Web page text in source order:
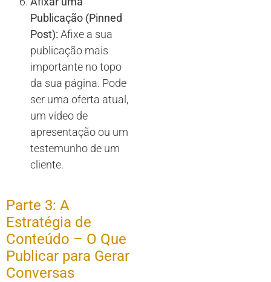
Publicação (Pinned
Post): Afixe a sua
publicação mais
importante no topo
da sua página. Pode
ser uma oferta atual,
um vídeo de
apresentação ou um
testemunho de um
cliente.
Parte 3: A
Estratégia de
Conteúdo – O Que
Publicar para Gerar
Conversas